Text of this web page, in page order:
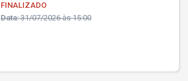
FINALIZADO
Data:31/07/2026 às 15:00